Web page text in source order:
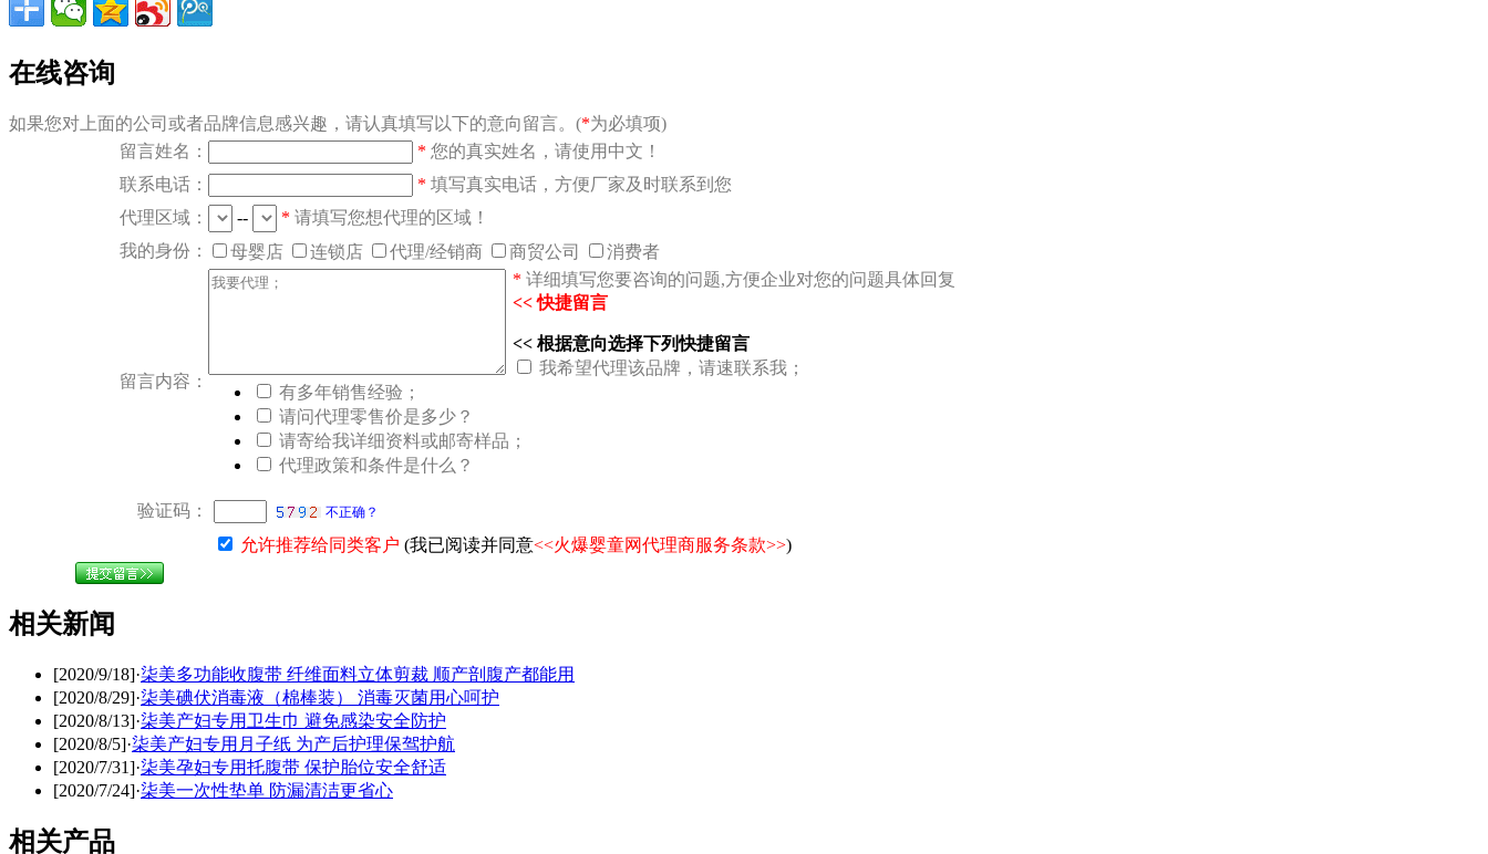
在线咨询
如果您对上面的公司或者品牌信息感兴趣，请认真填写以下的意向留言。(*为必填项)
留言姓名：
* 您的真实姓名，请使用中文！
联系电话：
* 填写真实电话，方便厂家及时联系到您
代理区域：
-- * 请填写您想代理的区域！
我的身份：
母婴店 连锁店 代理/经销商 商贸公司 消费者
留言内容：
* 详细填写您要咨询的问题,方便企业对您的问题具体回复
<< 快捷留言
<< 根据意向选择下列快捷留言
我希望代理该品牌，请速联系我；
有多年销售经验；
请问代理零售价是多少？
请寄给我详细资料或邮寄样品；
代理政策和条件是什么？
验证码： 不正确？
允许推荐给同类客户 (我已阅读并同意<<火爆婴童网代理商服务条款>>)
相关新闻
[2020/9/18]·柒美多功能收腹带 纤维面料立体剪裁 顺产剖腹产都能用
[2020/8/29]·柒美碘伏消毒液（棉棒装） 消毒灭菌用心呵护
[2020/8/13]·柒美产妇专用卫生巾 避免感染安全防护
[2020/8/5]·柒美产妇专用月子纸 为产后护理保驾护航
[2020/7/31]·柒美孕妇专用托腹带 保护胎位安全舒适
[2020/7/24]·柒美一次性垫单 防漏清洁更省心
相关产品